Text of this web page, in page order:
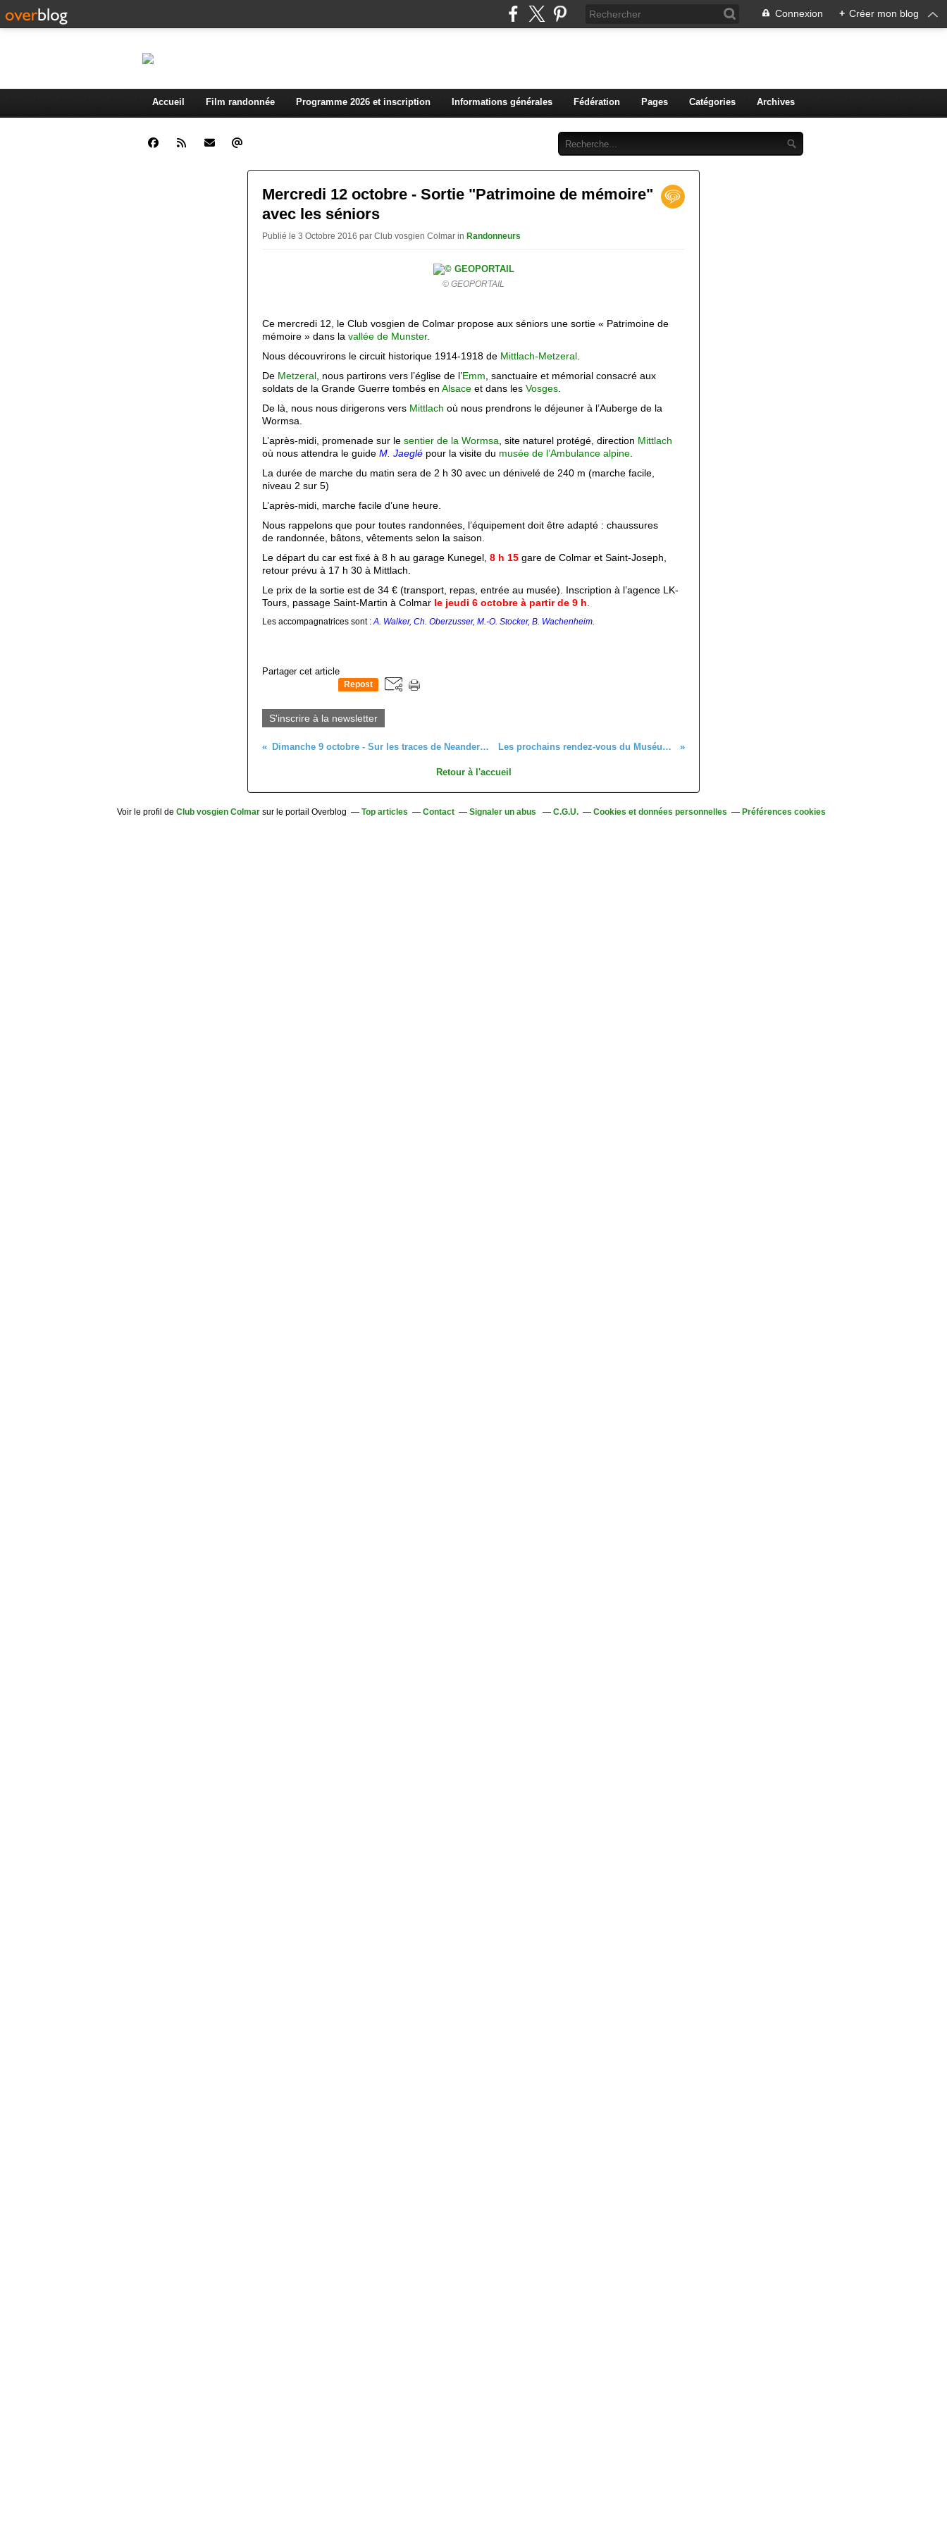
Connexion + Créer mon blog
Accueil Film randonnée Programme 2026 et inscription Informations générales Fédération Pages Catégories Archives
Mercredi 12 octobre - Sortie "Patrimoine de mémoire"
avec les séniors
Publié le 3 Octobre 2016 par Club vosgien Colmar in Randonneurs
© GEOPORTAIL
Ce mercredi 12, le Club vosgien de Colmar propose aux séniors une sortie « Patrimoine de
mémoire » dans la vallée de Munster.
Nous découvrirons le circuit historique 1914-1918 de Mittlach-Metzeral
De Metzeral , nous partirons vers l’église de l’Emm , sanctuaire et mémorial consacré aux
soldats de la Grande Guerre tombés en Alsace et dans les Vosges
De là, nous nous dirigerons vers Mittlach où nous prendrons le déjeuner à l’Auberge de la
Wormsa.
L’après-midi, promenade sur le sentier de la Wormsa , site naturel protégé, direction Mittlach
où nous attendra le guide M. Jaeglé pour la visite du musée de l’Ambulance alpine
La durée de marche du matin sera de 2 h 30 avec un dénivelé de 240 m (marche facile,
niveau 2 sur 5)
L’après-midi, marche facile d’une heure.
Nous rappelons que pour toutes randonnées, l’équipement doit être adapté : chaussures
de randonnée, bâtons, vêtements selon la saison.
Le départ du car est fixé à 8 h au garage Kunegel, 8 h 15 gare de Colmar et Saint-Joseph,
retour prévu à 17 h 30 à Mittlach.
Le prix de la sortie est de 34 € (transport, repas, entrée au musée). Inscription à l’agence LK-
Tours, passage Saint-Martin à Colmar le jeudi 6 octobre à partir de 9 h
Les accompagnatrices sont :A. Walker, Ch. Oberzusser, M.-O. Stocker, B. Wachenheim.
Partager cet article
Repost
S'inscrire à la newsletter
Dimanche 9 octobre - Sur les traces de Neandertal au Nideck, en itinéraire-découverte Les prochains rendez-vous du Muséum d'Histoire naturelle de Colmar
Retour à l'accueil
Voir le profil de Club vosgien Colmar sur le portail Overblog Top articles Contact Signaler un abus C.G.U. Cookies et données personnelles Préférences cookies